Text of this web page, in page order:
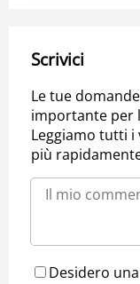
Scrivici
Le tue
importante per
Leggiamo tutti i
più
Desidero